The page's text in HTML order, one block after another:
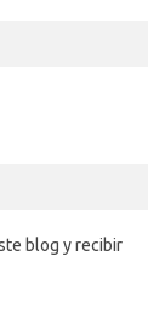
blog y recibir